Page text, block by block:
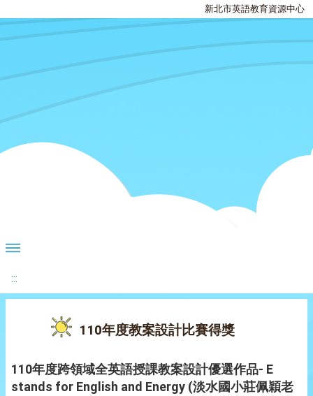
新北市英語教育資源中心
:::
110年度教案設計比賽得獎
110年度跨領域全英語授課教案設計優選作品- E
stands for English and Energy (淡水國小莊佩穎老